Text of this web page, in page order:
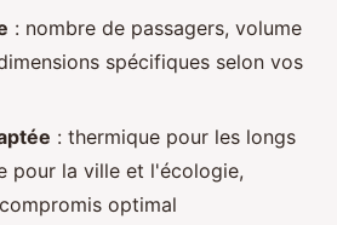
: nombre de passagers, volume
spécifiques selon vos
: thermique pour les longs
pour la ville et l'écologie,
optimal